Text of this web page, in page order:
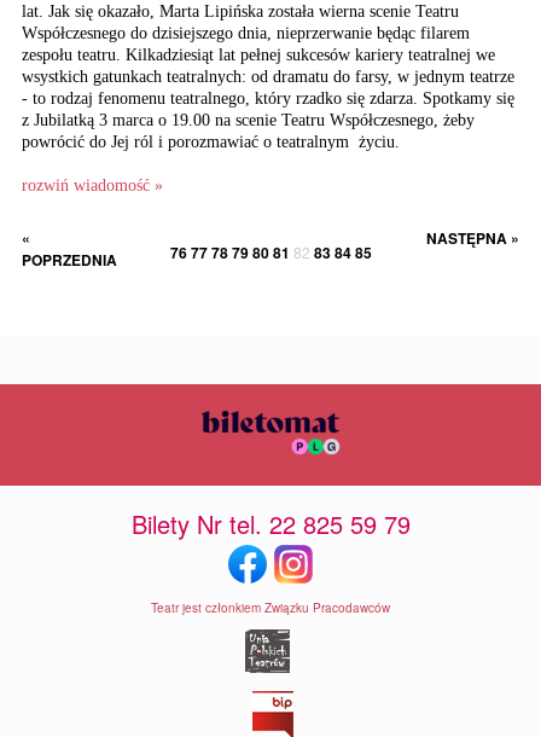
lat. Jak się okazało, Marta Lipińska została wierna scenie Teatru
Współczesnego do dzisiejszego dnia, nieprzerwanie będąc filarem
zespołu teatru. Kilkadziesiąt lat pełnej sukcesów kariery teatralnej we
wsystkich gatunkach teatralnych: od dramatu do farsy, w jednym teatrze
- to rodzaj fenomenu teatralnego, który rzadko się zdarza. Spotkamy się
z Jubilatką 3 marca o 19.00 na scenie Teatru Współczesnego, żeby
powrócić do Jej ról i porozmawiać o teatralnym życiu.
rozwiń wiadomość »
«
POPRZEDNIA
767778798081 82 838485
NASTĘPNA »
Bilety Nr tel. 22 825 59 79
Teatr jest członkiem Związku Pracodawców